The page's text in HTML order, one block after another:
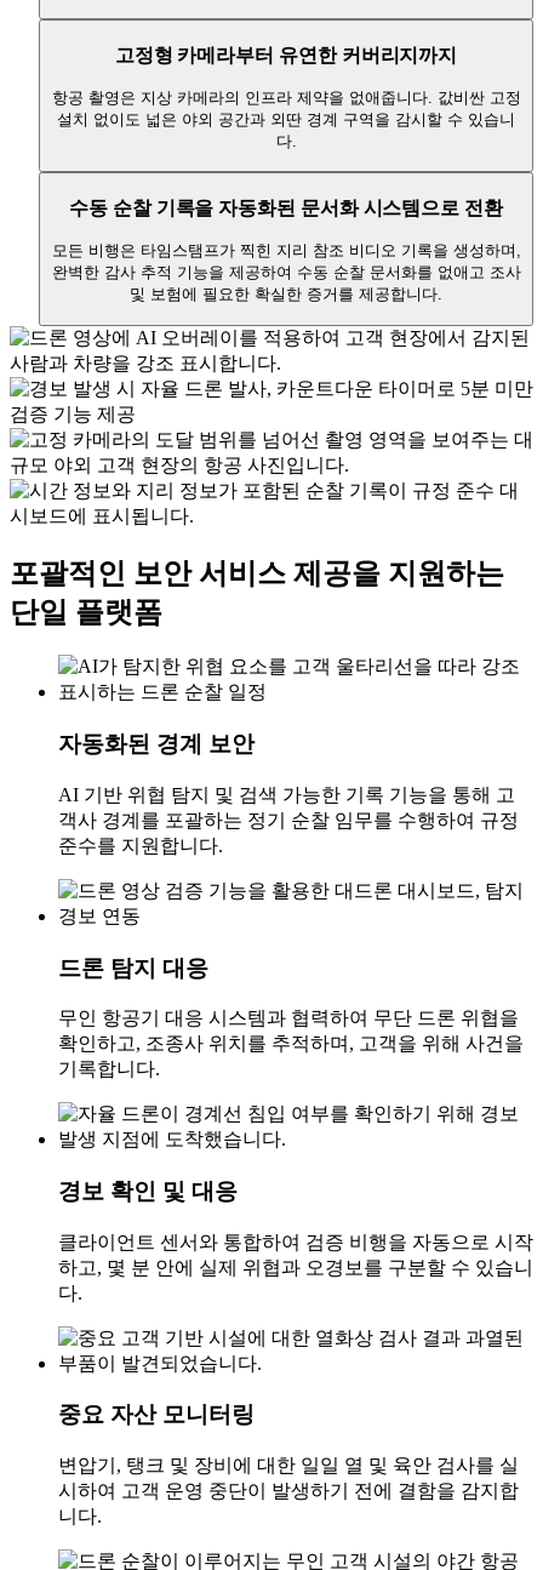
고정형 카메라부터 유연한 커버리지까지
항공 촬영은 지상 카메라의 인프라 제약을 없애줍니다. 값비싼 고정
설치 없이도 넓은 야외 공간과 외딴 경계 구역을 감시할 수 있습니
다.
수동 순찰 기록을 자동화된 문서화 시스템으로 전환
모든 비행은 타임스탬프가 찍힌 지리 참조 비디오 기록을 생성하며,
완벽한 감사 추적 기능을 제공하여 수동 순찰 문서화를 없애고 조사
및 보험에 필요한 확실한 증거를 제공합니다.
포괄적인 보안 서비스 제공을 지원하는
단일 플랫폼
자동화된 경계 보안
AI 기반 위협 탐지 및 검색 가능한 기록 기능을 통해 고
객사 경계를 포괄하는 정기 순찰 임무를 수행하여 규정
준수를 지원합니다.
드론 탐지 대응
무인 항공기 대응 시스템과 협력하여 무단 드론 위협을
확인하고, 조종사 위치를 추적하며, 고객을 위해 사건을
기록합니다.
경보 확인 및 대응
클라이언트 센서와 통합하여 검증 비행을 자동으로 시작
하고, 몇 분 안에 실제 위협과 오경보를 구분할 수 있습니
다.
중요 자산 모니터링
변압기, 탱크 및 장비에 대한 일일 열 및 육안 검사를 실
시하여 고객 운영 중단이 발생하기 전에 결함을 감지합
니다.